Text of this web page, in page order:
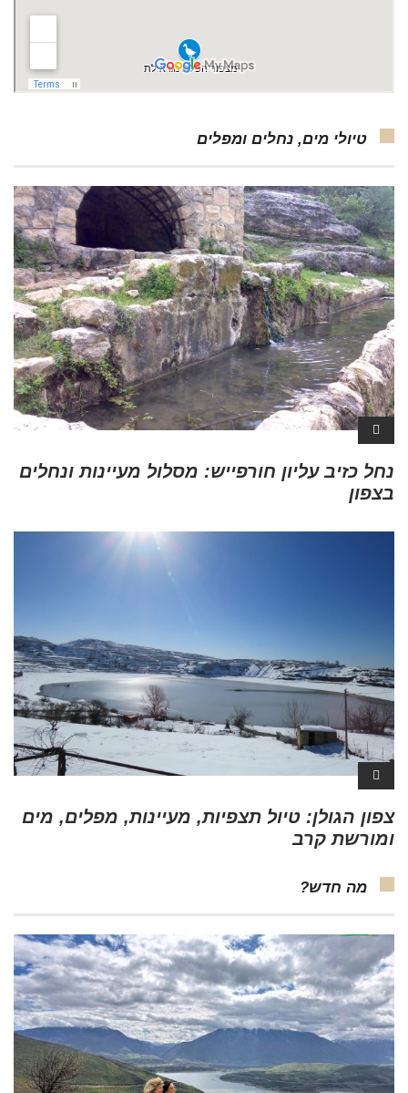
טיולי מים, נחלים ומפלים
נחל כזיב עליון חורפייש: מסלול מעיינות ונחלים
בצפון
צפון הגולן: טיול תצפיות, מעיינות, מפלים, מים
ומורשת קרב
מה חדש?